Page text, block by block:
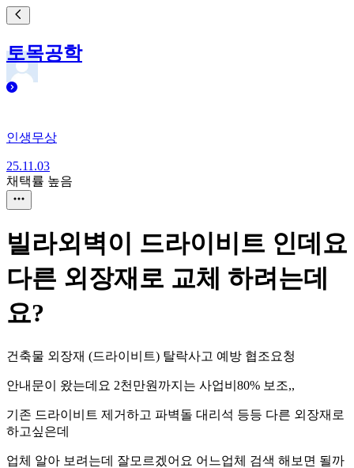
토목공학
인생무상
25.11.03
채택률 높음
빌라외벽이 드라이비트 인데요
다른 외장재로 교체 하려는데
요?
건축물 외장재 (드라이비트) 탈락사고 예방 협조요청
안내문이 왔는데요 2천만원까지는 사업비80% 보조,,
기존 드라이비트 제거하고 파벽돌 대리석 등등 다른 외장재로
하고싶은데
업체 알아 보려는데 잘모르겠어요 어느업체 검색 해보면 될까